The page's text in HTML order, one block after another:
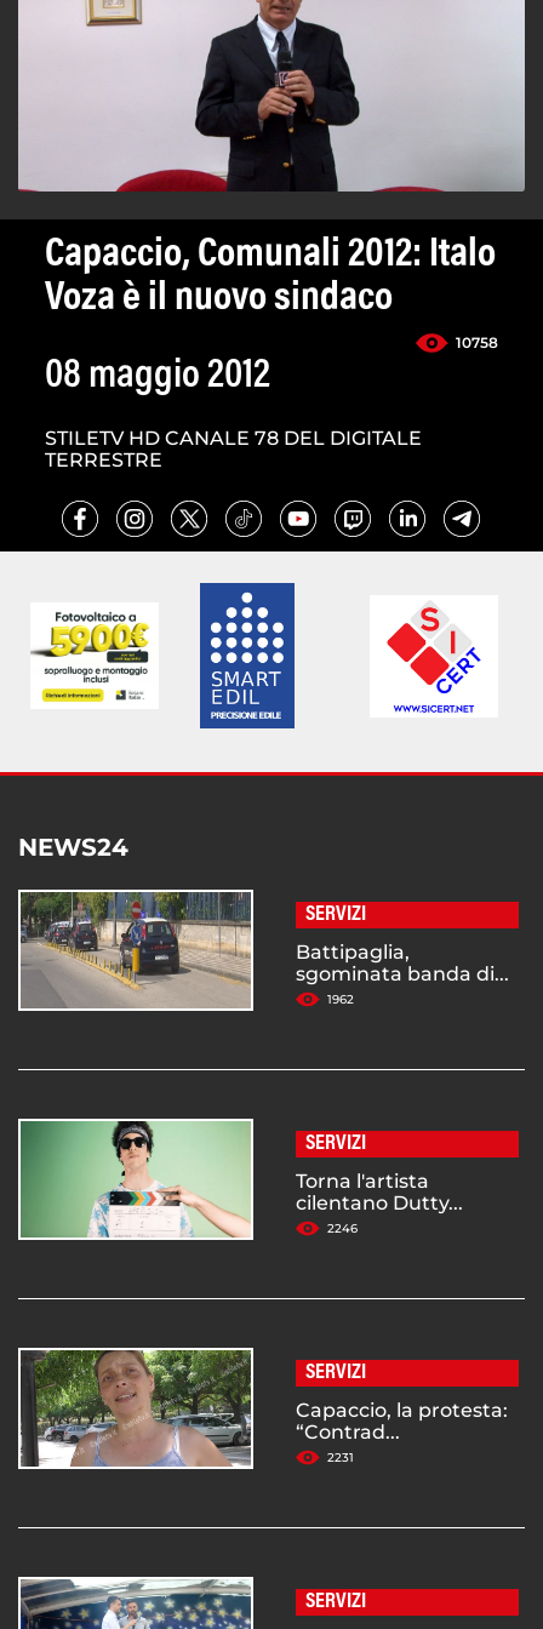
Capaccio, Comunali 2012: Italo
Voza è il nuovo sindaco
10758
08 maggio 2012
STILETV HD CANALE 78 DEL DIGITALE
TERRESTRE
NEWS24
SERVIZI
Battipaglia,
sgominata banda di...
1962
SERVIZI
Torna l'artista
cilentano Dutty...
2246
SERVIZI
Capaccio, la protesta:
“Contrad...
2231
SERVIZI